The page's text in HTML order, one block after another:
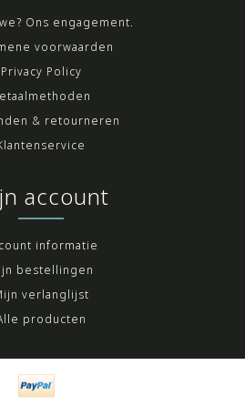
Ons engagement.
voorwaarden
Privacy Policy
& retourneren
account
informatie
bestellingen
verlanglijst
producten